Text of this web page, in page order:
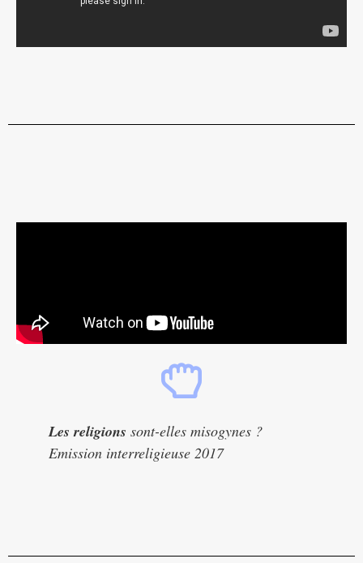
Les religions sont-elles misogynes ?
Emission interreligieuse 2017